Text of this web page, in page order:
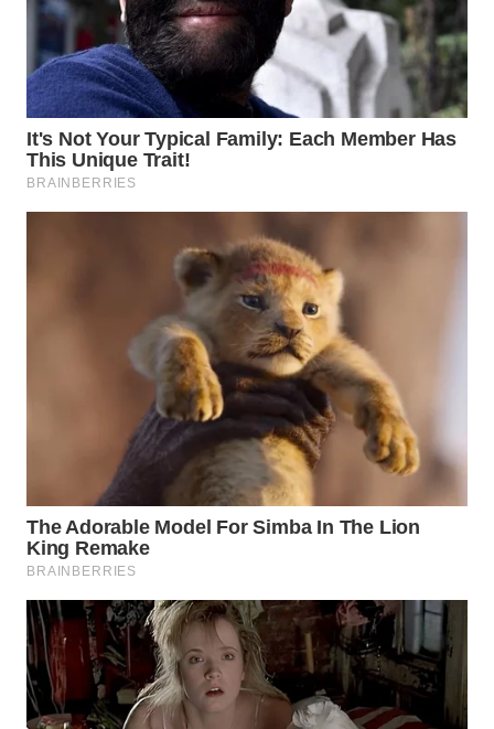
WN
NIAS
WN
LANGKAT
TAPANULI
SIMALUNGUN
WN
WN
TAPANULI
TENGAH